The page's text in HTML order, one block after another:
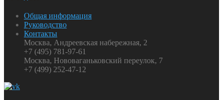
Общая информация
Руководство
Контакты
Москва, Андреевская набережная, 2
+7 (495) 781-97-61
Москва, Нововаганьковский переулок, 7
+7 (499) 252-47-12